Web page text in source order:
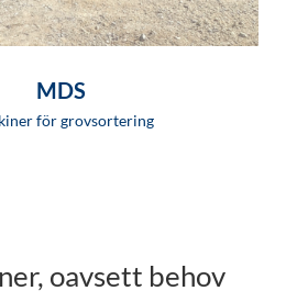
MDS
för grovsortering
oavsett behov